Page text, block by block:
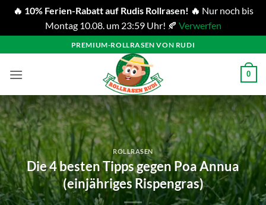
🔥 10% Ferien-Rabatt auf Rudis Rollrasen! 🔥 Nur noch bis
Montag 10.08. um 23:59 Uhr! 🍂 Verwerfen
Inhalt
springen
PREMIUM-ROLLRASEN VON RUDI
0
ROLLRASEN
Die 4 besten Tipps gegen Poa Annua
(einjähriges Rispengras)